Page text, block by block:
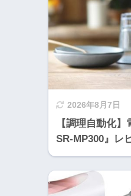
2026年8月7日
【調理自動化
SR-MP300』レ